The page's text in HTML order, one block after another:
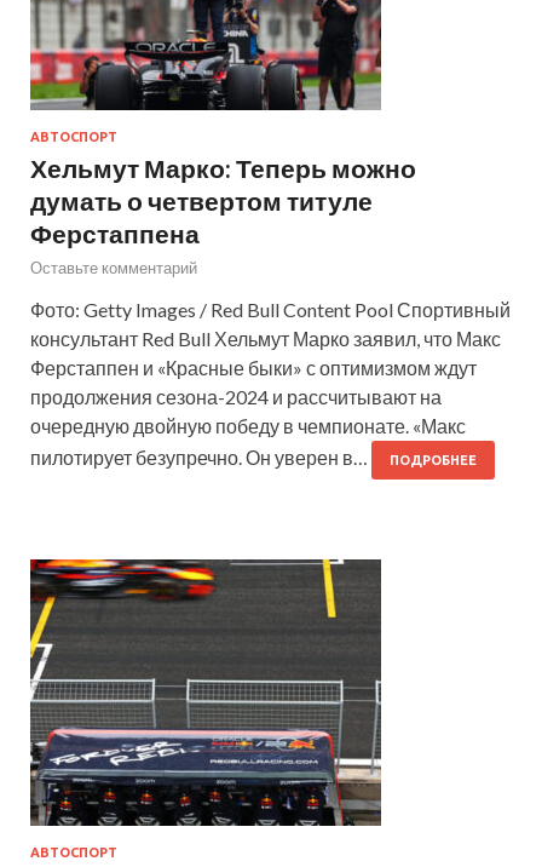
АВТОСПОРТ
Хельмут Марко: Теперь можно
думать о четвертом титуле
Ферстаппена
Оставьте комментарий
Фото: Getty Images / Red Bull Content Pool Спортивный
консультант Red Bull Хельмут Марко заявил, что Макс
Ферстаппен и «Красные быки» с оптимизмом ждут
продолжения сезона-2024 и рассчитывают на
очередную двойную победу в чемпионате. «Макс
пилотирует безупречно. Он уверен в…
ПОДРОБНЕЕ
АВТОСПОРТ